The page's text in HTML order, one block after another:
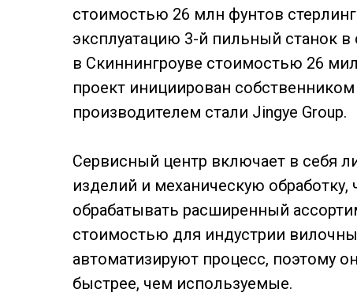
стоимостью 26 млн фунтов
эксплуатацию 3-й пильный станок
в Скиннингроуве стоимостью 26
проект инициирован
производителем стали Jingye Group.
Сервисный центр включает в себя
изделий и механическую
обрабатывать расширенный
стоимостью для индустрии
автоматизируют процесс, поэтому
быстрее, чем используемые.